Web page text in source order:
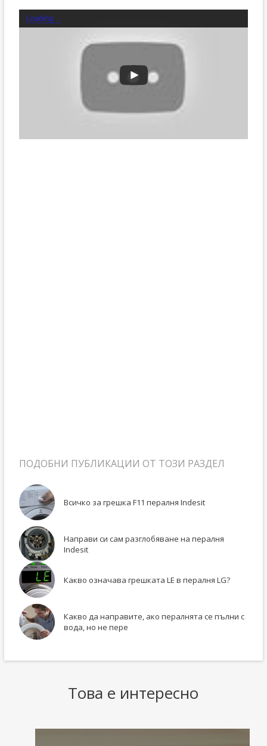
Loading...
ПОДОБНИ ПУБЛИКАЦИИ ОТ ТОЗИ РАЗДЕЛ
Всичко за грешка F11 пералня Indesit
Направи си сам разглобяване на пералня
Indesit
Какво означава грешката LE в пералня LG?
Какво да направите, ако пералнята се пълни с
вода, но не пере
Това е интересно